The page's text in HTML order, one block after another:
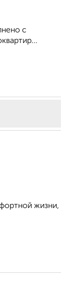
с
жизни,